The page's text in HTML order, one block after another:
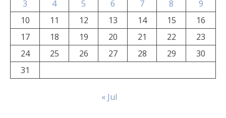
3
4 5 6 7 8
9
10
11 12 13 14 15
16
17
18 19 20 21 22
23
24
25 26 27 28 29
30
31
« Jul